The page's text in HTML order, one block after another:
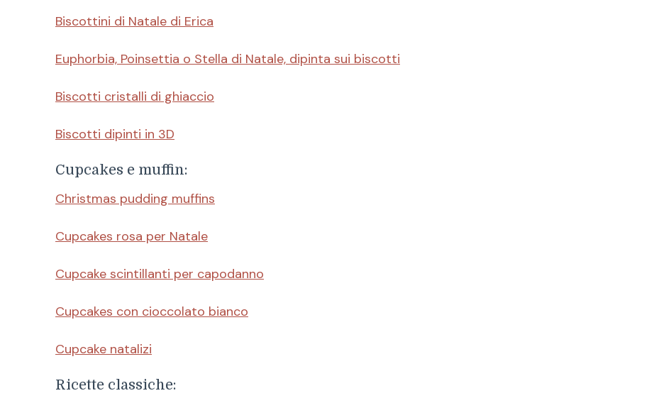
Biscottini di Natale di Erica
Euphorbia, Poinsettia o Stella di Natale, dipinta sui biscotti
Biscotti cristalli di ghiaccio
Biscotti dipinti in 3D
Cupcakes e muffin:
Christmas pudding muffins
Cupcakes rosa per Natale
Cupcake scintillanti per capodanno
Cupcakes con cioccolato bianco
Cupcake natalizi
Ricette classiche: